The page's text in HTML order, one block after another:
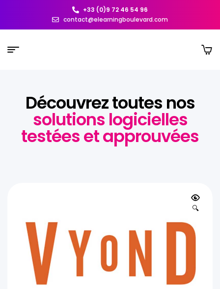
+33 (0)9 72 46 54 96
contact@elearningboulevard.com
Découvrez toutes nos
solutions logicielles
testées et approuvées
🔍